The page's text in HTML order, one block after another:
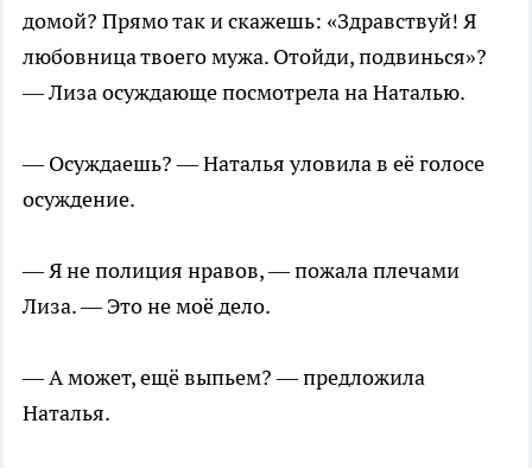
домой? Прямо так и скажешь: «Здравствуй! Я
любовница твоего мужа. Отойди, подвинься»?
— Лиза осуждающе посмотрела на Наталью.
— Осуждаешь? — Наталья уловила в её голосе
осуждение.
— Я не полиция нравов, — пожала плечами
Лиза. — Это не моё дело.
— А может, ещё выпьем? — предложила
Наталья.